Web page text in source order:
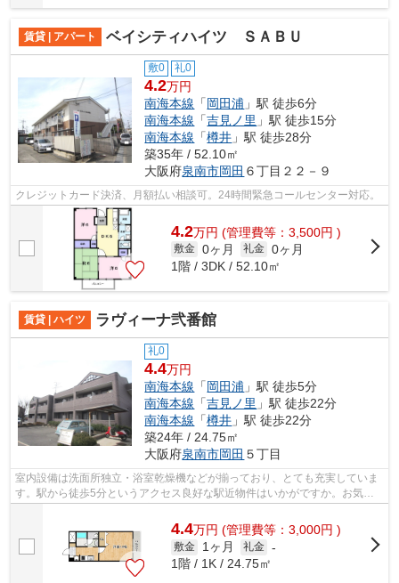
賃貸 | アパート ベイシティハイツ ＳＡＢＵ
敷0 礼0
4.2万円
南海本線 「岡田浦 」駅 徒歩6分
南海本線 「吉見ノ里 」駅 徒歩15分
南海本線 「樽井 」駅 徒歩28分
築35年 / 52.10㎡
大阪府泉南市岡田 ６丁目２２－９
クレジットカード決済、月額払い相談可。24時間緊急コールセンター対応。
4.2万円 (管理費等：3,500円 )
敷金 0ヶ月 礼金 0ヶ月
1階 / 3DK / 52.10㎡
賃貸 | ハイツ ラヴィーナ弐番館
礼0
4.4万円
南海本線 「岡田浦 」駅 徒歩5分
南海本線 「吉見ノ里 」駅 徒歩22分
南海本線 「樽井 」駅 徒歩22分
築24年 / 24.75㎡
大阪府泉南市岡田 ５丁目
室内設備は洗面所独立・浴室乾燥機などが揃っており、とても充実していま
す。駅から徒歩5分というアクセス良好な駅近物件はいかがですか。お気軽
にサンリンハウス 泉佐野店までお問い...
4.4万円 (管理費等：3,000円 )
敷金 1ヶ月 礼金 -
1階 / 1K / 24.75㎡